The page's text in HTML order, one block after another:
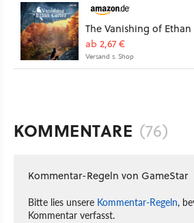
The Vanishing of Ethan
ab 2,67 €
Versand s. Shop
KOMMENTARE (76)
Kommentar-Regeln von GameStar
Bitte lies unsere Kommentar-Regeln,
Kommentar verfasst.